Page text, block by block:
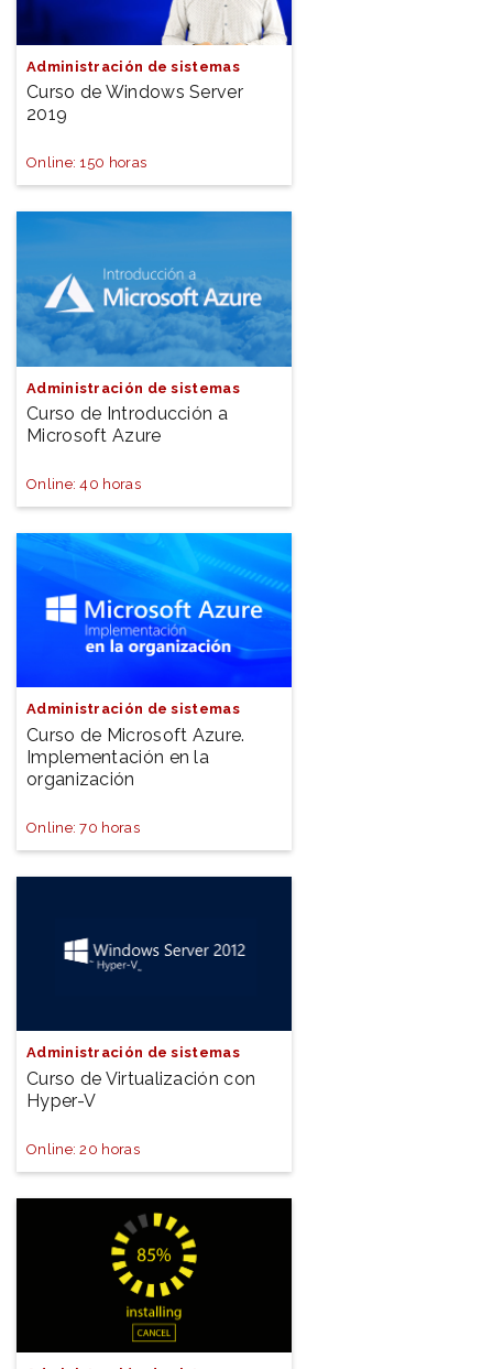
Administración de sistemas
Curso de Windows Server
2019
Online: 150 horas
Administración de sistemas
Curso de Introducción a
Microsoft Azure
Online: 40 horas
Administración de sistemas
Curso de Microsoft Azure.
Implementación en la
organización
Online: 70 horas
Administración de sistemas
Curso de Virtualización con
Hyper-V
Online: 20 horas